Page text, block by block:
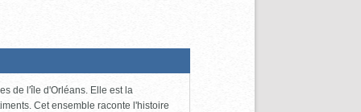
de l'île d'Orléans. Elle est la
Cet ensemble raconte l'histoire